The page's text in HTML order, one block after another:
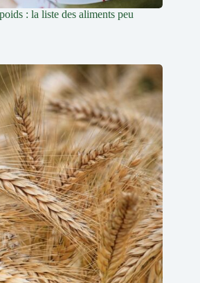
: la liste des aliments peu